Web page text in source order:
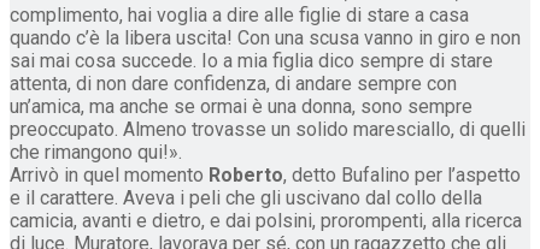
complimento, hai voglia a dire alle figlie di stare a casa
quando c’è la libera uscita! Con una scusa vanno in giro e non
sai mai cosa succede. Io a mia figlia dico sempre di stare
attenta, di non dare confidenza, di andare sempre con
un’amica, ma anche se ormai è una donna, sono sempre
preoccupato. Almeno trovasse un solido maresciallo, di quelli
che rimangono qui!».
Arrivò in quel momento Roberto, detto Bufalino per l’aspetto
e il carattere. Aveva i peli che gli uscivano dal collo della
camicia, avanti e dietro, e dai polsini, prorompenti, alla ricerca
di luce. Muratore, lavorava per sé, con un ragazzetto che gli